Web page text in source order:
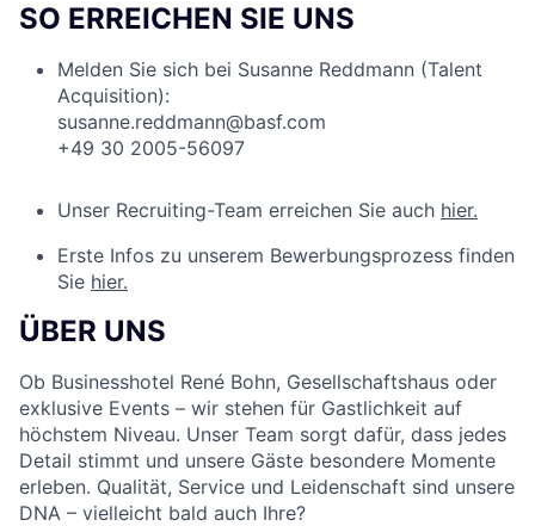
SO ERREICHEN SIE UNS
Melden Sie sich bei Susanne Reddmann (Talent
Acquisition):
susanne.reddmann@basf.com
+49 30 2005-56097
Unser Recruiting-Team erreichen Sie auch hier.
Erste Infos zu unserem Bewerbungsprozess finden
Sie hier.
ÜBER UNS
Ob Businesshotel René Bohn, Gesellschaftshaus oder
exklusive Events – wir stehen für Gastlichkeit auf
höchstem Niveau. Unser Team sorgt dafür, dass jedes
Detail stimmt und unsere Gäste besondere Momente
erleben. Qualität, Service und Leidenschaft sind unsere
DNA – vielleicht bald auch Ihre?